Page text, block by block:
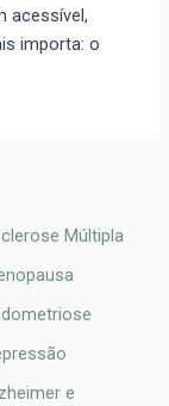
acessível,
importa: o
Múltipla
e